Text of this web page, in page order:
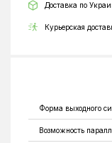
Доставка по
Курьерская
Форма выходного
Возможность